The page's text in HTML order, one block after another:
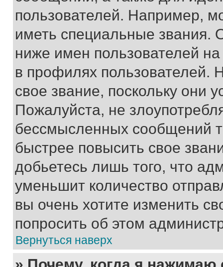
пользователей. Например,
иметь специальные звания.
ниже имен пользователей
в профилях
свое звание, поскольку они
Пожалуйста, не
бессмысленных сообщений
быстрее повысить свое
добьетесь лишь того, что
уменьшит количество
вы очень хотите изменить
попросить об этом
Вернуться наверх